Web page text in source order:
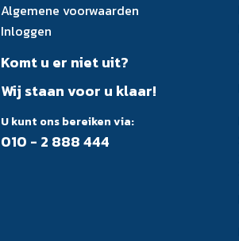
Algemene voorwaarden
Inloggen
Komt u er niet uit?
Wij staan voor u klaar!
U kunt ons bereiken via:
010 - 2 888 444